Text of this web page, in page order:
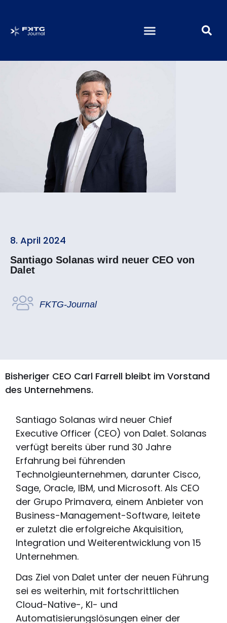
8. April 2024
Santiago Solanas wird neuer CEO von
Dalet
FKTG-Journal
Bisheriger CEO Carl Farrell bleibt im Vorstand
des Unternehmens.
Santiago Solanas wird neuer Chief
Executive Officer (CEO) von Dalet. Solanas
verfügt bereits über rund 30 Jahre
Erfahrung bei führenden
Technolgieunternehmen, darunter Cisco,
Sage, Oracle, IBM, und Microsoft. Als CEO
der Grupo Primavera, einem Anbieter von
Business-Management-Software, leitete
er zuletzt die erfolgreiche Akquisition,
Integration und Weiterentwicklung von 15
Unternehmen.
Das Ziel von Dalet unter der neuen Führung
sei es weiterhin, mit fortschrittlichen
Cloud-Native-, KI- und
Automatisierungslösungen einer der